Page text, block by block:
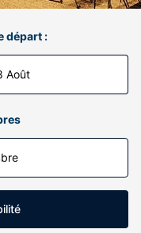
départ :
Août